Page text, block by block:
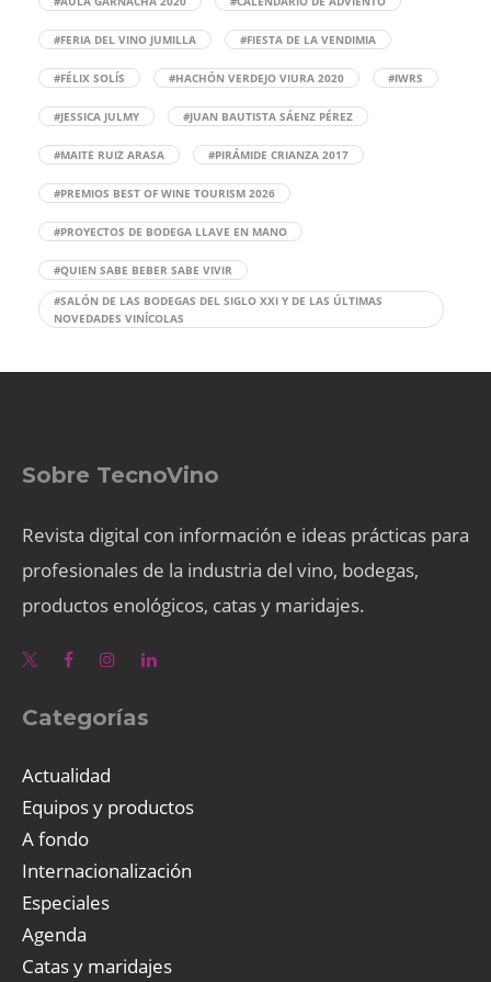
#FERIA DEL VINO JUMILLA #FIESTA DE LA VENDIMIA
#FÉLIX SOLÍS #HACHÓN VERDEJO VIURA 2020 #IWRS
#JESSICA JULMY #JUAN BAUTISTA SÁENZ PÉREZ
#MAITE RUIZ ARASA #PIRÁMIDE CRIANZA 2017
#PREMIOS BEST OF WINE TOURISM 2026
#PROYECTOS DE BODEGA LLAVE EN MANO
#QUIEN SABE BEBER SABE VIVIR
#SALÓN DE LAS BODEGAS DEL SIGLO XXI Y DE LAS ÚLTIMAS
NOVEDADES VINÍCOLAS
Sobre TecnoVino
Revista digital con información e ideas prácticas para
profesionales de la industria del vino, bodegas,
productos enológicos, catas y maridajes.
Categorías
Actualidad
Equipos y productos
A fondo
Internacionalización
Especiales
Agenda
Catas y maridajes